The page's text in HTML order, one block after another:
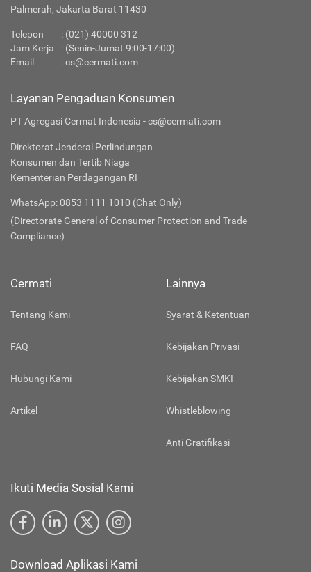
Palmerah, Jakarta Barat 11430
Telepon : (021) 40000 312
Jam Kerja
: (Senin-Jumat 9:00-17:00)
Email
:cs@cermati.com
Layanan Pengaduan Konsumen
PT Agregasi Cermat Indonesia - cs@cermati.com
Direktorat Jenderal Perlindungan
Konsumen dan Tertib Niaga
Kementerian Perdagangan RI
WhatsApp: 0853 1111 1010 (Chat Only)
(Directorate General of Consumer Protection and Trade
Compliance)
Cermati
Tentang Kami
FAQ
Hubungi Kami
Artikel
Lainnya
Syarat & Ketentuan
Kebijakan Privasi
Kebijakan SMKI
Whistleblowing
Anti Gratifikasi
Ikuti Media Sosial Kami
Download Aplikasi Kami